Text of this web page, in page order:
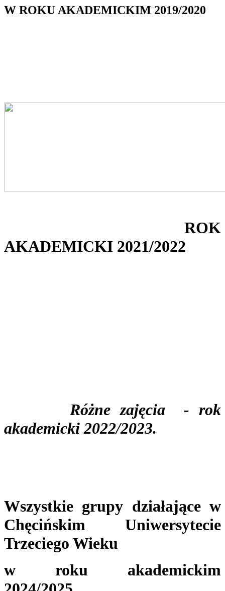
W ROKU AKADEMICKIM 2019/2020
ROK
AKADEMICKI 2021/2022
Różne zajęcia - rok
akademicki 2022/2023.
Wszystkie grupy działające w
Chęcińskim Uniwersytecie
Trzeciego Wieku
w roku akademickim